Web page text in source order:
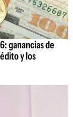
ganancias de
y los